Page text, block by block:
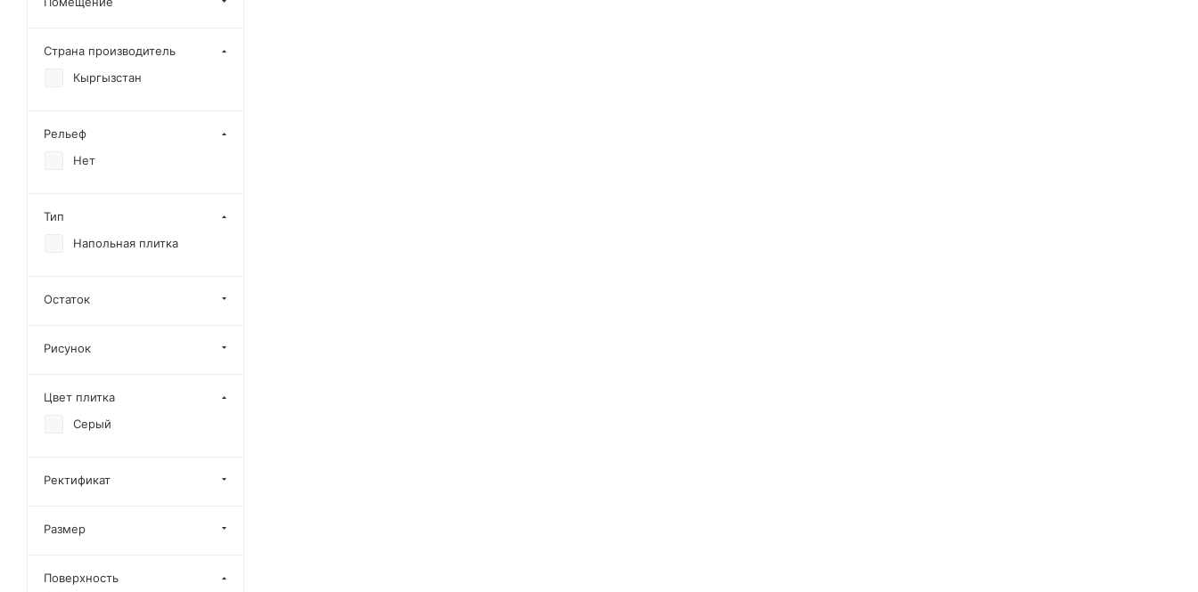
Canyon
Caribbean
Colonial
Cork
Fantasy
Fort Charcoal
Montreal
Namibian
Страна производитель
Кыргызстан
Рельеф
Нет
Тип
Напольная плитка
Остаток
Рисунок
Цвет плитка
Серый
Ректификат
Размер
Поверхность